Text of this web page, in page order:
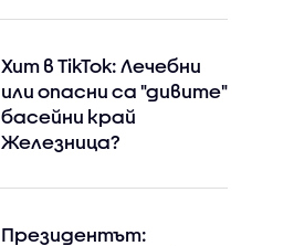
Хит в TikTok: Лечебни
или опасни са "дивите"
басейни край
Железница?
Президентът: